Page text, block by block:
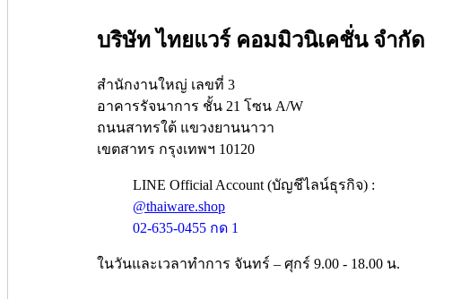
บริษัท ไทยแวร์ คอมมิวนิเคชั่น จำกัด
สำนักงานใหญ่ เลขที่ 3
อาคารรัจนาการ ชั้น 21 โซน A/W
ถนนสาทรใต้ แขวงยานนาวา
เขตสาทร กรุงเทพฯ 10120
LINE Official Account (บัญชีไลน์ธุรกิจ) :
@thaiware.shop
02-635-0455 กด 1
ในวันและเวลาทำการ จันทร์ – ศุกร์ 9.00 - 18.00 น.